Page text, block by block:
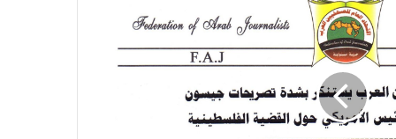
في احتفالية عيد الصحافة النجفية
بمناسبة مرور ١١٢ عاما على صدور أول
صحيفة (العلم)